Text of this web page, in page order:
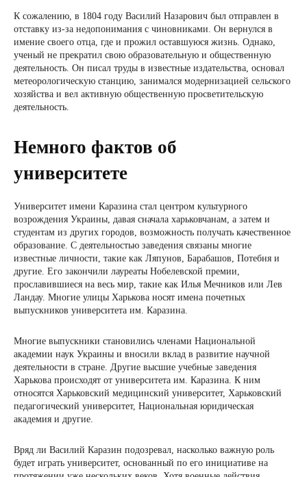
К сожалению, в 1804 году Василий Назарович был отправлен в
отставку из-за недопонимания с чиновниками. Он вернулся в
имение своего отца, где и прожил оставшуюся жизнь. Однако,
ученый не прекратил свою образовательную и общественную
деятельность. Он писал труды в известные издательства, основал
метеорологическую станцию, занимался модернизацией сельского
хозяйства и вел активную общественную просветительскую
деятельность.
Немного фактов об
университете
Университет имени Каразина стал центром культурного
возрождения Украины, давая сначала харьковчанам, а затем и
студентам из других городов, возможность получать качественное
образование. С деятельностью заведения связаны многие
известные личности, такие как Ляпунов, Барабашов, Потебня и
другие. Его закончили лауреаты Нобелевской премии,
прославившиеся на весь мир, такие как Илья Мечников или Лев
Ландау. Многие улицы Харькова носят имена почетных
выпускников университета им. Каразина.
Многие выпускники становились членами Национальной
академии наук Украины и вносили вклад в развитие научной
деятельности в стране. Другие высшие учебные заведения
Харькова происходят от университета им. Каразина. К ним
относятся Харьковский медицинский университет, Харьковский
педагогический университет, Национальная юридическая
академия и другие.
Вряд ли Василий Каразин подозревал, насколько важную роль
будет играть университет, основанный по его инициативе на